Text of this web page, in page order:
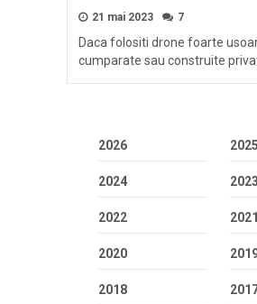
21 mai 2023 7
Daca folositi drone foarte
cumparate sau construite
2026 2025
2024 2023
2022 2021
2020
2018